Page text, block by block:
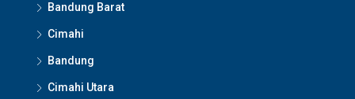
Bandung Barat
Cimahi
Bandung
Cimahi Utara